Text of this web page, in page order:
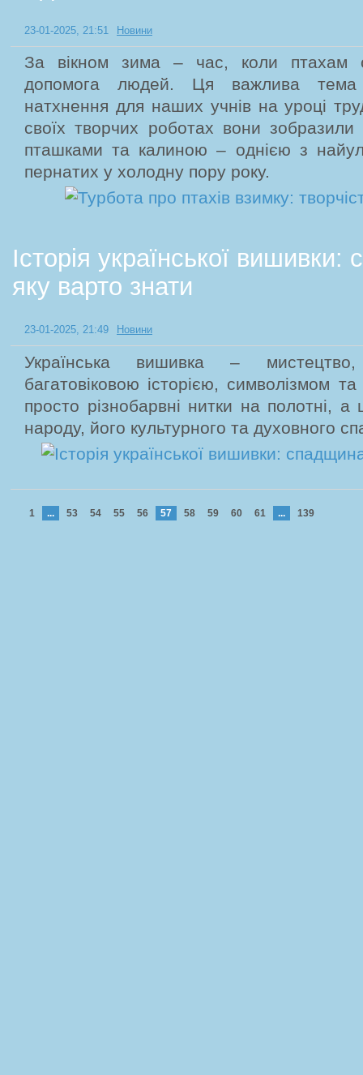
23-01-2025, 21:51 Новини
За вікном зима – час, коли птахам
допомога людей. Ця важлива тема
натхнення для наших учнів на уроці
своїх творчих роботах вони
пташками та калиною – однією з
пернатих у холодну пору року.
Історія української
яку варто знати
23-01-2025, 21:49 Новини
Українська вишивка –
багатовіковою історією, символізмом
просто різнобарвні нитки на полотні, а
народу, його культурного та духовного
1 ... 53 54 55 56 57 58 59 60 61 ... 139